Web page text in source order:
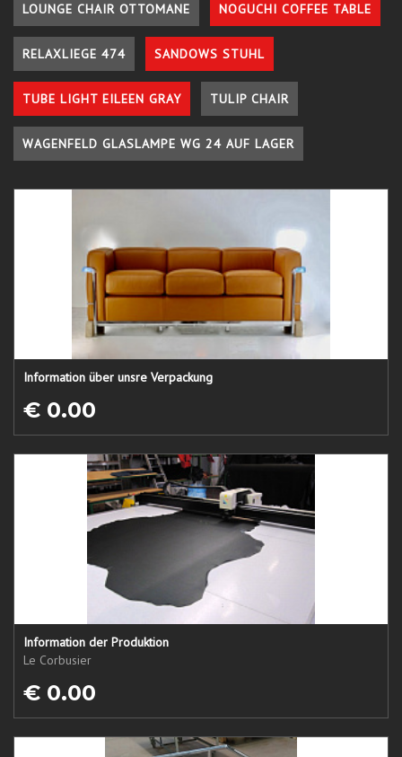
LOUNGE CHAIR OTTOMANE NOGUCHI COFFEE TABLE
RELAXLIEGE 474 SANDOWS STUHL
TUBE LIGHT EILEEN GRAY TULIP CHAIR
WAGENFELD GLASLAMPE WG 24 AUF LAGER
Information über unsre Verpackung
€ 0.00
Information der Produktion
Le Corbusier
€ 0.00